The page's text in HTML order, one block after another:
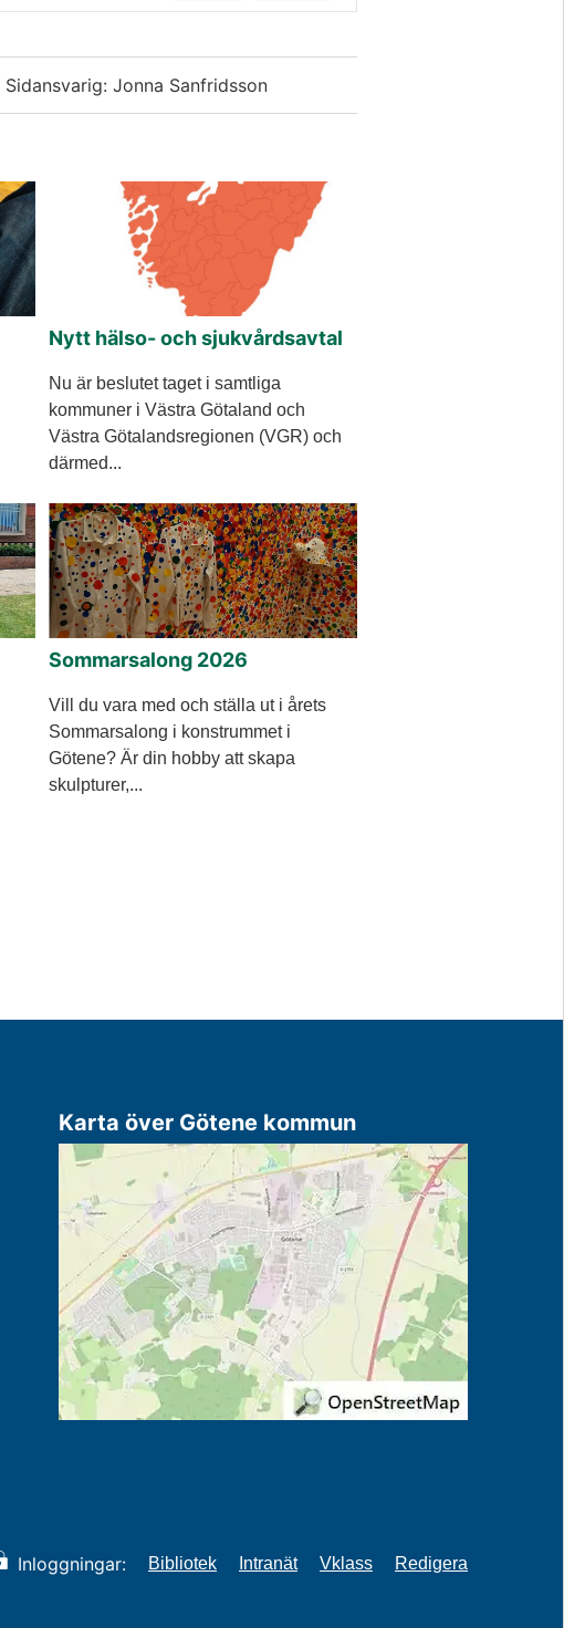
Sidansvarig: Jonna Sanfridsson
Nytt hälso- och sjukvårdsavtal
Nu är beslutet taget i samtliga
kommuner i Västra Götaland och
Västra Götalandsregionen (VGR) och
därmed...
Sommarsalong 2026
Vill du vara med och ställa ut i årets
Sommarsalong i konstrummet i
Götene? Är din hobby att skapa
skulpturer,...
Karta över Götene kommun
Inloggningar: Bibliotek Intranät Vklass Redigera